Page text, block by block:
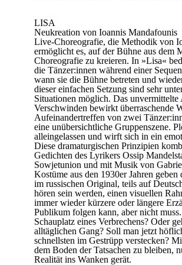
LISA
Neukreation von Ioannis Mandafounis
Live-Choreografie, die Methodik von
ermöglicht es, auf der Bühne aus dem
Choreografie zu kreieren. In »Lisa«
die Tänzer:innen während einer
wann sie die Bühne betreten und
dieser einfachen Setzung sind sehr
Situationen möglich. Das unvermittelte
Verschwinden bewirkt überraschende
Aufeinandertreffen von zwei
eine unübersichtliche Gruppenszene.
alleingelassen und wirft sich in ein
Diese dramaturgischen Prinzipien
Gedichten des Lyrikers Ossip
Sowjetunion und mit Musik von
Kostüme aus den 1930er Jahren geben
im russischen Original, teils auf
hören sein werden, einen visuellen
immer wieder kürzere oder längere
Publikum folgen kann, aber nicht
Schauplatz eines Verbrechens? Oder
alltäglichen Gang? Soll man jetzt
schnellsten im Gestrüpp verstecken?
dem Boden der Tatsachen zu bleiben,
Realität ins Wanken gerät.